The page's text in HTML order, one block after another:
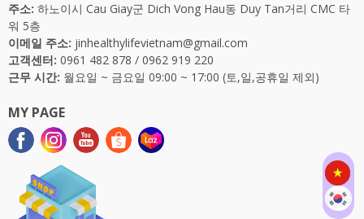
주소: 하노이시 Cau Giay군 Dich Vong Hau동 Duy Tan거리 CMC 타
워 5층
이메일 주소: jinhealthylifevietnam@gmail.com
고객센터: 0961 482 878 / 0962 919 220
근무 시간: 월요일 ~ 금요일 09:00 ~ 17:00 (토,일,공휴일 제외)
MY PAGE